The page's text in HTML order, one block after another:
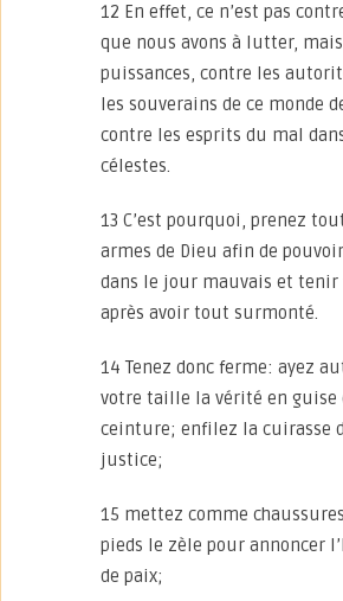
12 En effet, ce n’est pas
que nous avons à lutter,
puissances, contre les
les souverains de ce monde
contre les esprits du mal
célestes.
13 C’est pourquoi, prenez
armes de Dieu afin de
dans le jour mauvais et tenir
après avoir tout surmonté.
14 Tenez donc ferme: ayez
votre taille la vérité en guise
ceinture; enfilez la cuirasse
justice;
15 mettez comme
pieds le zèle pour annoncer
de paix;